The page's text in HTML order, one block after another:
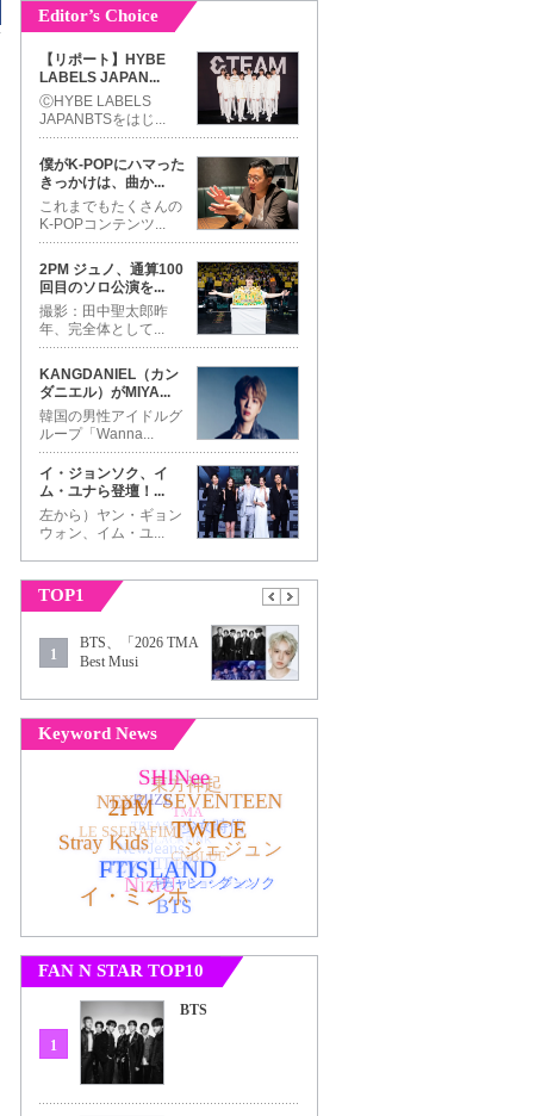
Editor’s Choice
【リポート】HYBE
LABELS JAPAN...
ⒸHYBE LABELS
JAPANBTSをはじ ...
僕がK-POPにハマった
きっかけは、曲か...
これまでもたくさんの
K-POPコンテンツ...
2PM ジュノ、通算100
回目のソロ公演を...
撮影：田中聖太郎昨
年、完全体として...
KANGDANIEL（カン
ダニエル）がMIYA...
韓国の男性アイドルグ
ループ「Wanna...
イ・ジョンソク、イ
ム・ユナら登壇！ ...
左から）ヤン・ギョン
ウォン、イム・ユ...
TOP1
1
BTS、「2026 TMA
Best Musi
Keyword News
FAN N STAR TOP10
1
BTS